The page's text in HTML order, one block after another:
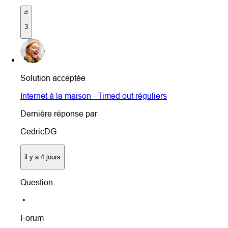
3
Solution acceptée
Internet à la maison - Timed out réguliers
Dernière réponse par
CedricDG
il y a 4 jours
Question
•
Forum